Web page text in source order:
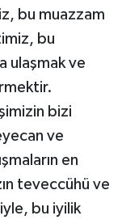
bu muazzam
bu
ulaşmak ve
bizi
ve
en
teveccühü ve
bu iyilik